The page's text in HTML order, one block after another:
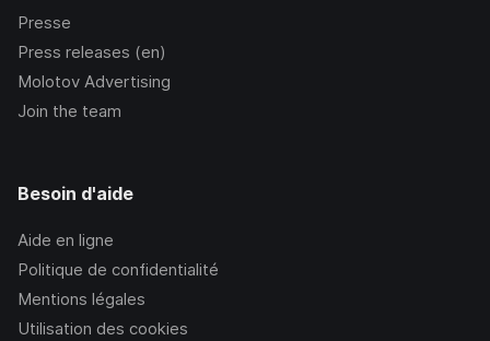
Presse
Press releases (en)
Molotov Advertising
Join the team
Besoin d'aide
Aide en ligne
Politique de confidentialité
Mentions légales
Utilisation des cookies